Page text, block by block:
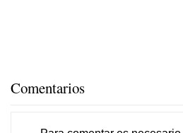
Comentarios